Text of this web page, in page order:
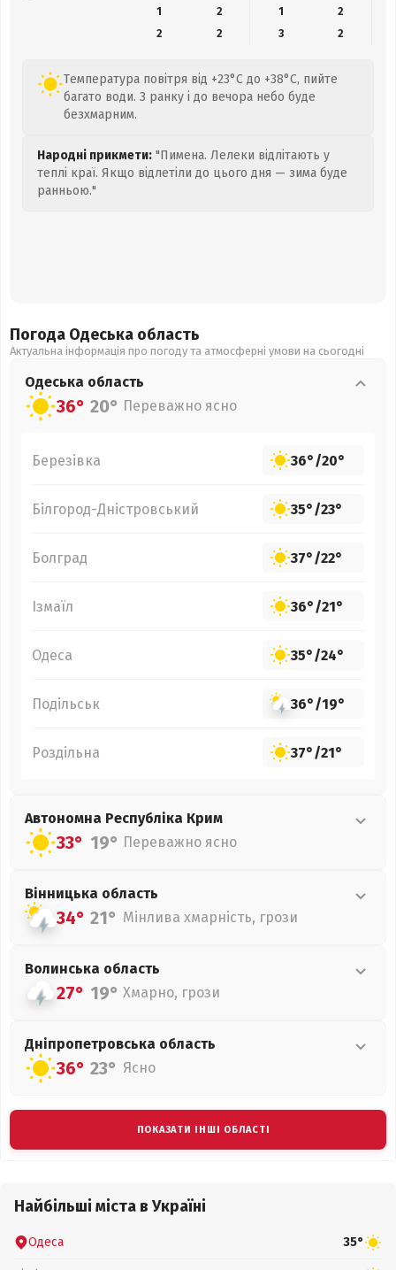
1
2 1
2
2
2 3 2
Температура повітря від +23°C до +38°C, пийте
багато води. З ранку і до вечора небо буде
безхмарним.
Народні прикмети: "Пимена. Лелеки відлітають у
теплі краї. Якщо відлетіли до цього дня — зима буде
ранньою."
Погода Одеська область
Актуальна інформація про погоду та атмосферні умови на сьогодні
Одеська область
36° 20° Переважно ясно
Березівка 36°/20°
Білгород-Дністровський 35°/23°
Болград 37°/22°
Ізмаїл 36°/21°
Одеса 35°/24°
Подільськ 36°/19°
Роздільна 37°/21°
Автономна Республіка Крим
33° 19° Переважно ясно
Вінницька область
34° 21° Мінлива хмарність, грози
Волинська область
27° 19° Хмарно, грози
Дніпропетровська область
36° 23° Ясно
ПОКАЗАТИ ІНШІ ОБЛАСТІ
Найбільші міста в Україні
Одеса 35°